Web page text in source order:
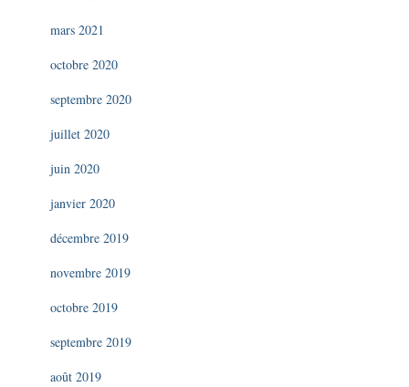
mars 2021
octobre 2020
septembre 2020
juillet 2020
juin 2020
janvier 2020
décembre 2019
novembre 2019
octobre 2019
septembre 2019
août 2019